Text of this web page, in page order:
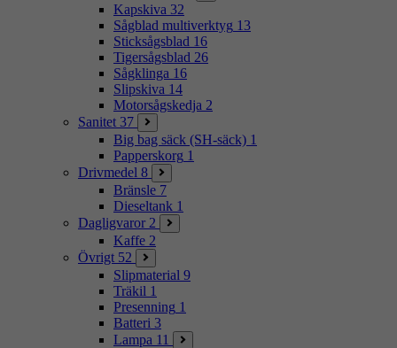
Kapskiva 32
Sågblad multiverktyg 13
Sticksågsblad 16
Tigersågsblad 26
Sågklinga 16
Slipskiva 14
Motorsågskedja 2
Sanitet 37
Big bag säck (SH-säck) 1
Papperskorg 1
Drivmedel 8
Bränsle 7
Dieseltank 1
Dagligvaror 2
Kaffe 2
Övrigt 52
Slipmaterial 9
Träkil 1
Presenning 1
Batteri 3
Lampa 11